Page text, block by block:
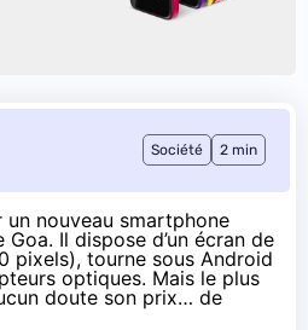
Société 2 min
nouveau smartphone
Goa. Il dispose d’un écran de
pixels), tourne sous Android
optiques. Mais le plus
doute son prix… de